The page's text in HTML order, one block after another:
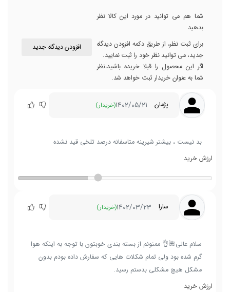
شما هم می توانید در مورد این کالا نظر
بدهید
برای ثبت نظر، از طریق دکمه افزودن دیدگاه
جدید، می توانید نظر خود را ثبت نمایید.
اگر این محصول را قبلا خریده باشید،نظر
شما به عنوان خریدار ثبت خواهد شد.
افزودن دیدگاه جدید
پژمان 1402/05/21(خریدار)
بد نیست ، بیشتر شیرینه متاسفانه درصد تلخی قید نشده
ارزش خرید
سارا 1402/03/23(خریدار)
سلام عالی🌺👌 ممنونم از بسته بندی خوبتون با توجه به اینکه هوا
گرم شده بود ولی تمام شکلات هایی که سفارش داده بودم بدون
مشکل هیچ مشکلی بدستم رسید.
ارزش خرید